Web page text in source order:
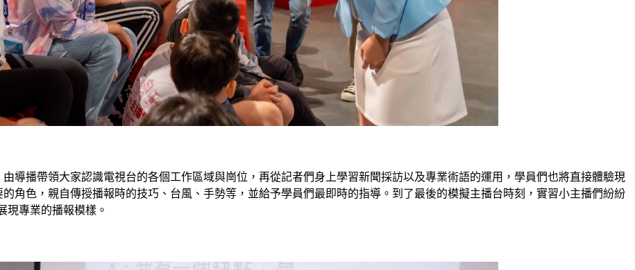
導播帶領大家認識電視台的各個工作區域與崗位，再從記者們身上學習新聞採訪以及專業術語的運用，學員們也將直接體驗現
角色，親自傳授播報時的技巧、台風、手勢等，並給予學員們最即時的指導。到了最後的模擬主播台時刻，實習小主播們紛紛
現專業的播報模樣。